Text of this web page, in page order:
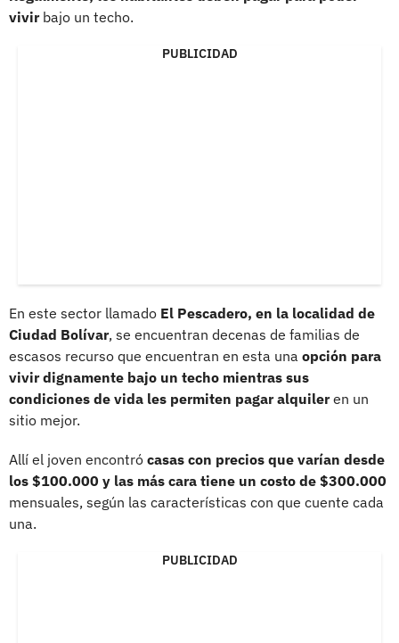
vivirbajo un techo.
PUBLICIDAD
En este sector llamado El Pescadero, en la localidad de
Ciudad Bolívar, se encuentran decenas de familias de
escasos recurso que encuentran en esta una opción para
vivir dignamente bajo un techo mientras sus
condiciones de vida les permiten pagar alquileren un
sitio mejor.
Allí el joven encontró casas con precios que varían desde
los $100.000 y las más cara tiene un costo de $300.000
mensuales, según las características con que cuente cada
una.
PUBLICIDAD